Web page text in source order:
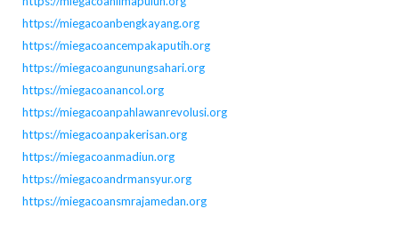
https://miegacoanbengkayang.org
https://miegacoancempakaputih.org
https://miegacoangunungsahari.org
https://miegacoanancol.org
https://miegacoanpahlawanrevolusi.org
https://miegacoanpakerisan.org
https://miegacoanmadiun.org
https://miegacoandrmansyur.org
https://miegacoansmrajamedan.org